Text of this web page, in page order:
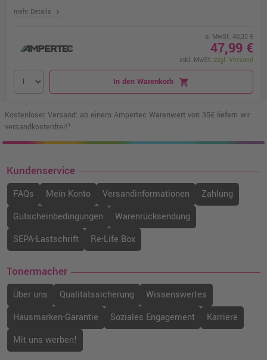
mehr Details chevron_right
o. MwSt. 40,33 €
47,99 €
inkl. MwSt. zzgl. Versand
In den Warenkorb shopping_cart
Kostenloser Versand: ab einem Ampertec Warenwert von 35€ liefern wir
versandkostenfrei!¹
Kundenservice
FAQs Mein Konto Versandinformationen
Zahlung
Gutscheinbedingungen
Warenrücksendung
SEPA-Lastschrift
Re-Life Box
Tonermacher
Über uns Qualitätssicherung
Wissenswertes
Hausmarken-Garantie
Soziales Engagement
Karriere
Mit uns werben!